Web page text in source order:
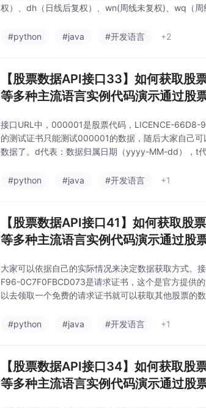
权）、dh（日线后复权）、wn(周线未复权)、wq（
#python
#java #开发语言 +2
【股票数据API接口33】如何获取
等多种主流语言实例代码演示通过股
接口URL中，000001是股票代码，LICENCE-
的测试证书只能测试000001的数据，随后大家自己
数据了。d代表：数据归属日期（yyyy-MM-dd），t
#python
#java #开发语言 +1
【股票数据API接口41】如何获取
等多种主流语言实例代码演示通过股
大家可以依据自己的实际情况来决定数据获取方式
F96-0C7F0FBCD073是请求证书，这个是官方提供
以去领取一个免费的请求证书就可以获取其他股票的
#python
#java #开发语言 +1
【股票数据API接口34】如何获取
等多种主流语言实例代码演示通过股